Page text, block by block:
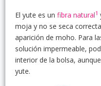
El yute es un fibra natural1
moja y no se seca
aparición de moho. Para
solución impermeable,
interior de la bolsa,
yute.